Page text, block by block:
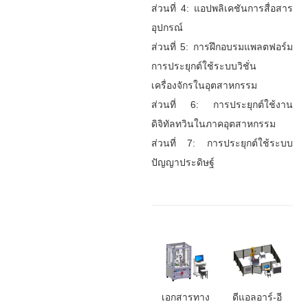
ส่วนที่ 4: แอปพลิเคชันการสื่อสาร
อุปกรณ์
ส่วนที่ 5: การฝึกอบรมแพลตฟอร์ม
การประยุกต์ใช้ระบบวิชั่น
เครื่องจักรในอุตสาหกรรม
ส่วนที่ 6: การประยุกต์ใช้งาน
ดิจิทัลทวินในภาคอุตสาหกรรม
ส่วนที่ 7: การประยุกต์ใช้ระบบ
ปัญญาประดิษฐ์
เอกสารทาง
ดีแอลอาร์-อี